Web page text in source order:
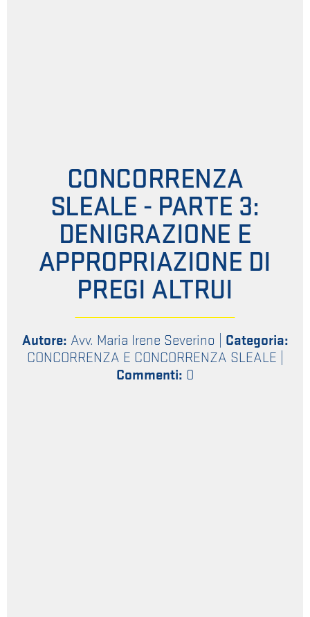
CONCORRENZA
SLEALE - PARTE 3:
DENIGRAZIONE E
APPROPRIAZIONE DI
PREGI ALTRUI
Autore: Avv. Maria Irene Severino
Categoria:
CONCORRENZA E CONCORRENZA SLEALE
Commenti: 0